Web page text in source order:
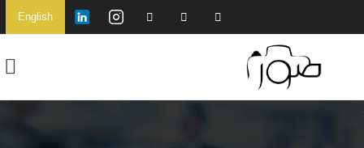
English